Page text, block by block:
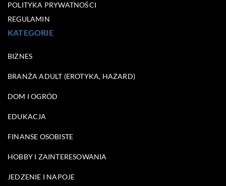
POLITYKA PRYWATNOŚCI
REGULAMIN
KATEGORIE
BIZNES
BRANŻA ADULT (EROTYKA, HAZARD)
DOM I OGRÓD
EDUKACJA
FINANSE OSOBISTE
HOBBY I ZAINTERESOWANIA
JEDZENIE I NAPOJE